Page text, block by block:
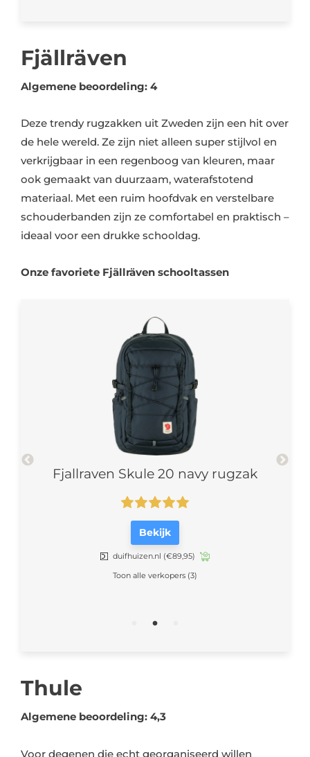
Fjällräven
Algemene beoordeling: 4
de hele wereld. Ze zijn niet alleen super stijlvol en
verkrijgbaar in een regenboog van kleuren, maar
ook gemaakt van duurzaam, waterafstotend
materiaal. Met een ruim hoofdvak en verstelbare
schouderbanden zijn ze comfortabel en praktisch –
ideaal voor een drukke schooldag.
Fjallraven Skule 20 navy rugzak
Bekijk
duifhuizen.nl (€89,95)
Toon alle verkopers (3)
Thule